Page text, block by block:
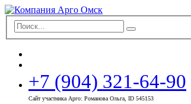
+7 (904) 321-64-90
Сайт участника Арго: Романова Ольга, ID 545153